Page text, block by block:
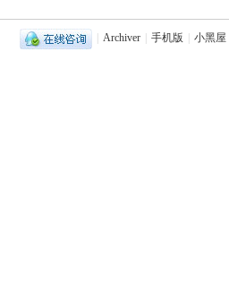
Archiver 手机版 小黑屋